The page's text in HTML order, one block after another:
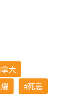
大
死忌